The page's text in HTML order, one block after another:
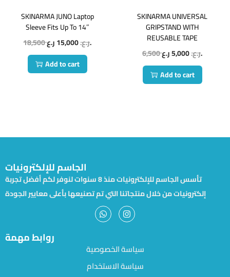
SKINARMA JUNO Laptop
Sleeve Fits Up To 14″
18,500
ر.ع.15,000
ر.ع.
Add to cart
SKINARMA UNIVERSAL
GRIPSTAND WITH
REUSABLE TAPE
6,500
ر.ع.5,000
ر.ع.
Add to cart
الجاسم للإلكترونيات
تأسس الجاسم للإلكترونيات منذ 8 سنوات لنوفر لكم أفضل تجربة
إلكترونيات من خلال منتجاتنا التي تم تصنيعها بأعلى معايير الجودة
روابط مهمة
سياسة الخصوصية
سياسة الاستخدام